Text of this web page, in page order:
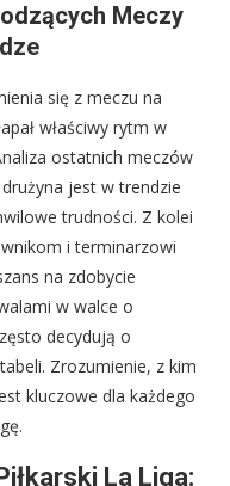
Meczy
się z meczu na
właściwy rytm w
ostatnich meczów
jest w trendzie
trudności. Z kolei
i terminarzowi
na zdobycie
w walce o
decydują o
Zrozumienie, z kim
kluczowe dla każdego
La Liga: